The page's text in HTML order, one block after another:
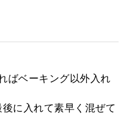
ばベーキング以外入れ
に入れて素早く混ぜて